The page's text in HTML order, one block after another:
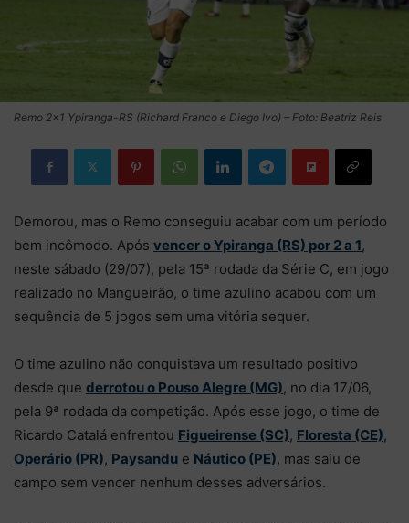
Remo 2×1 Ypiranga-RS (Richard Franco e Diego Ivo) – Foto: Beatriz Reis
Demorou, mas o Remo conseguiu acabar com um período
bem incômodo. Após vencer o Ypiranga (RS) por 2 a 1,
neste sábado (29/07), pela 15ª rodada da Série C, em jogo
realizado no Mangueirão, o time azulino acabou com um
sequência de 5 jogos sem uma vitória sequer.
O time azulino não conquistava um resultado positivo
desde que derrotou o Pouso Alegre (MG), no dia 17/06,
pela 9ª rodada da competição. Após esse jogo, o time de
Ricardo Catalá enfrentou Figueirense (SC), Floresta (CE),
Operário (PR), Paysandu e Náutico (PE), mas saiu de
campo sem vencer nenhum desses adversários.